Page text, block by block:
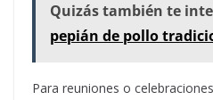
Quizás también te
pepián de pollo
Para reuniones o